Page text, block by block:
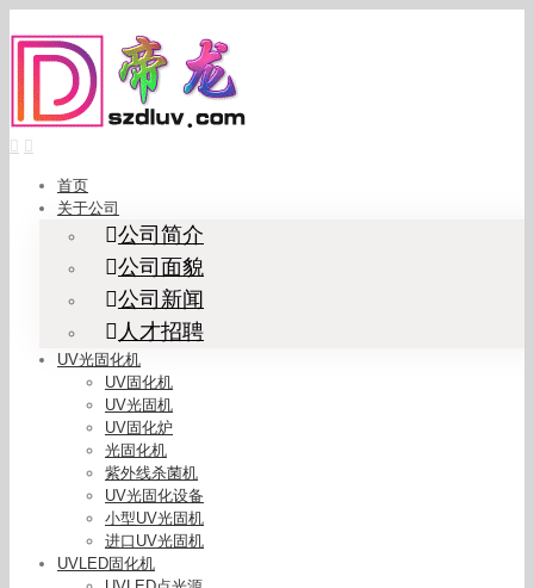
to
content
首页
关于公司
公司简介
公司面貌
公司新闻
人才招聘
UV光固化机
UV固化机
UV光固机
UV固化炉
光固化机
紫外线杀菌机
UV光固化设备
小型UV光固机
进口UV光固机
UVLED固化机